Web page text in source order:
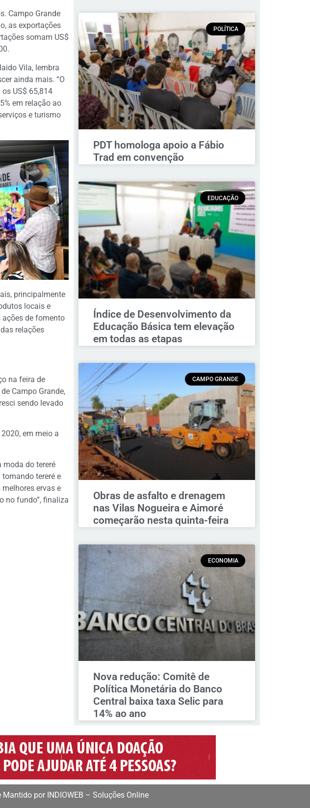
Campo Grande
as exportações
somam US$
Vila, lembra
ainda mais. “O
US$ 65,814
em relação ao
e turismo
principalmente
locais e
de fomento
relações
na feira de
Campo Grande,
sendo levado
em meio a
moda do tereré
tereré e
ervas e
no fundo”, finaliza
POLÍTICA
PDT homologa apoio a Fábio
Trad em convenção
EDUCAÇÃO
Índice de Desenvolvimento da
Educação Básica tem elevação
em todas as etapas
CAMPO GRANDE
Obras de asfalto e drenagem
nas Vilas Nogueira e Aimoré
começarão nesta quinta-feira
ECONOMIA
Nova redução: Comitê de
Política Monetária do Banco
Central baixa taxa Selic para
14% ao ano
por INDIOWEB – Soluções Online